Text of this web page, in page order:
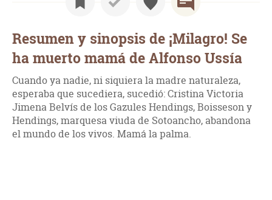
Resumen y sinopsis de ¡Milagro! Se
ha muerto mamá de Alfonso Ussía
Cuando ya nadie, ni siquiera la madre naturaleza,
esperaba que sucediera, sucedió: Cristina Victoria
Jimena Belvís de los Gazules Hendings, Boisseson y
Hendings, marquesa viuda de Sotoancho, abandona
el mundo de los vivos. Mamá la palma.